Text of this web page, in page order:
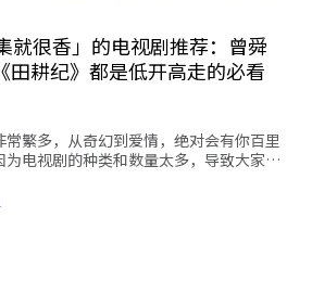
就很香」的电视剧推荐：曾舜
田耕纪》都是低开高走的必看
繁多，从奇幻到爱情，绝对会有你百里
为电视剧的种类和数量太多，导致大家…